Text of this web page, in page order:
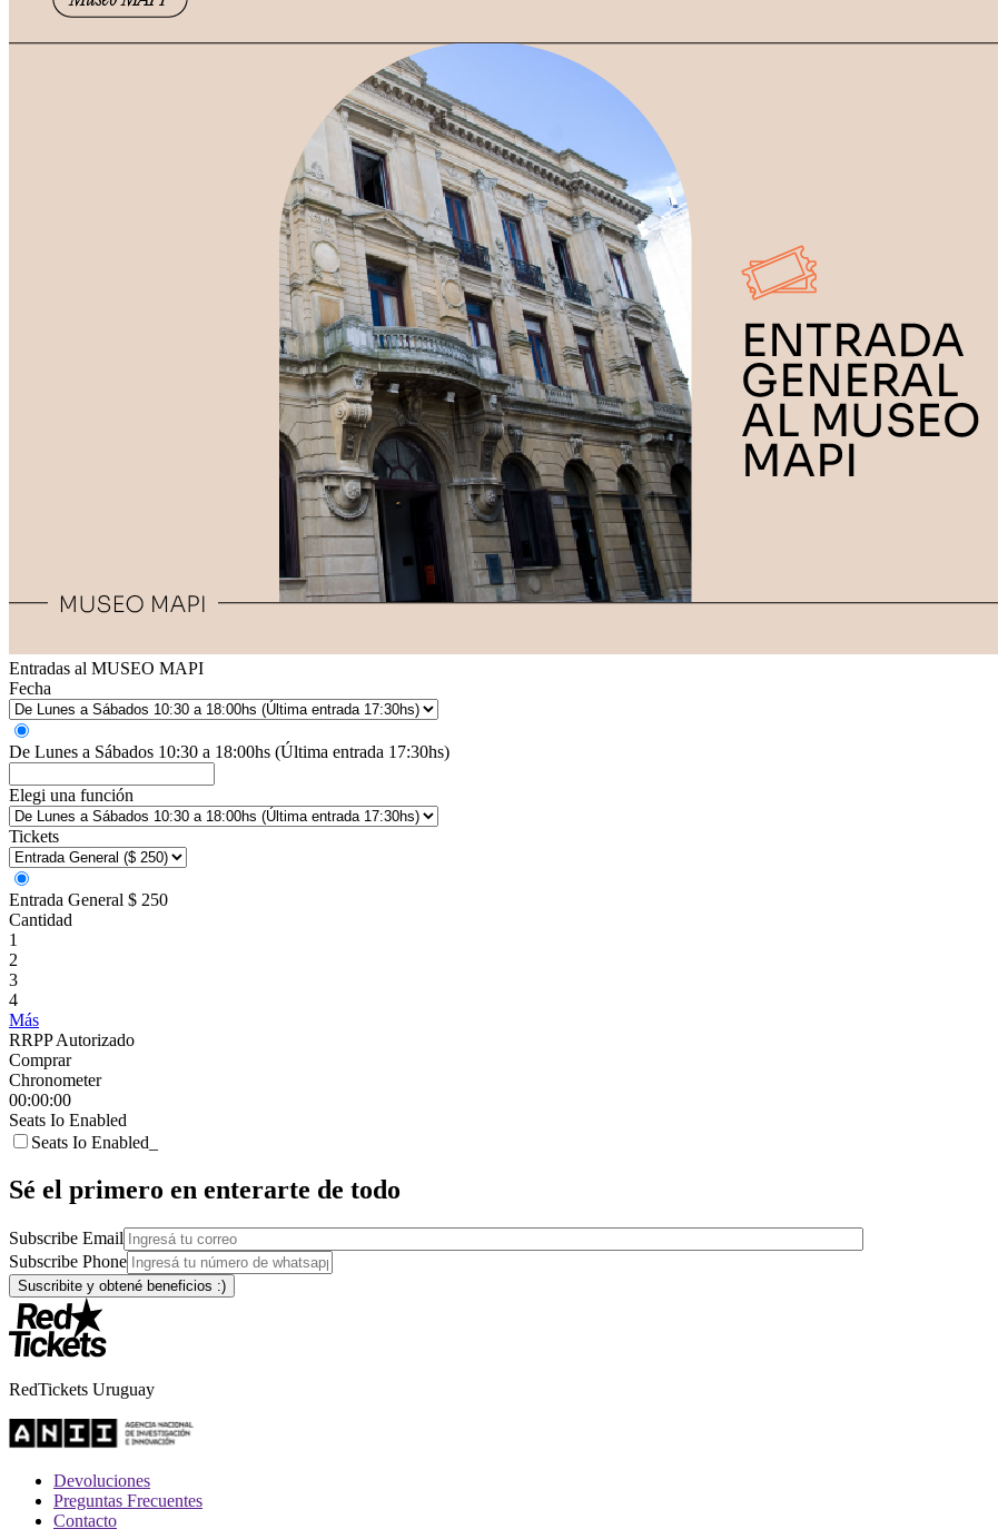
Entradas al MUSEO MAPI
Fecha
De Lunes a Sábados 10:30 a 18:00hs (Última entrada 17:30hs)
Elegi una función
Tickets
Entrada General $ 250
Cantidad
1
2
3
4
Más
RRPP Autorizado
Comprar
Chronometer
00:00:00
Seats Io Enabled
Seats Io Enabled_
Sé el primero en enterarte de todo
Subscribe Email
Subscribe Phone
RedTickets Uruguay
Devoluciones
Preguntas Frecuentes
Contacto